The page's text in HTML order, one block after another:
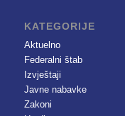
KATEGORIJE
Aktuelno
Federalni štab
Izvještaji
Javne nabavke
Zakoni